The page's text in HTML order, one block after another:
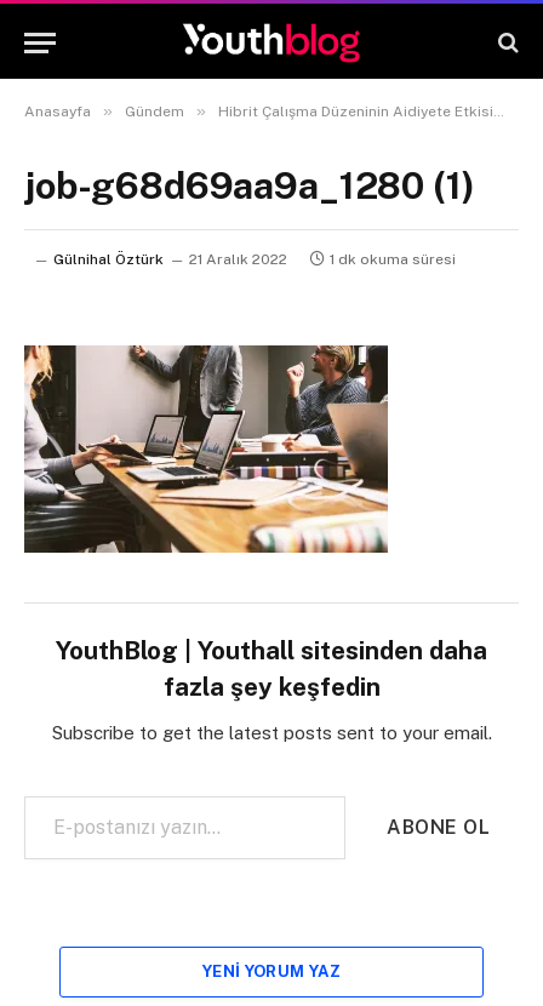
Anasayfa » Gündem » Hibrit Çalışma Düzeninin Aidiyete Etkisi
job-g68d69aa9a_1280 (1)
Gülnihal Öztürk 21 Aralık 2022 1 dk okuma süresi
YouthBlog | Youthall sitesinden daha
fazla şey keşfedin
Subscribe to get the latest posts sent to your email.
E-postanızı yazın…
ABONE OL
YENI YORUM YAZ